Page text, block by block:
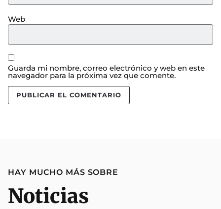
Web
Guarda mi nombre, correo electrónico y web en este
navegador para la próxima vez que comente.
HAY MUCHO MÁS SOBRE
Noticias